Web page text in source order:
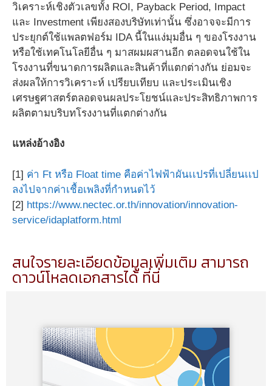
วิเคราะห์เชิงตัวเลขทั้ง ROI, Payback Period, Impact
และ Investment เพียงสองบริษัทเท่านั้น ซึ่งอาจจะมีการ
ประยุกต์ใช้แพลตฟอร์ม IDA นี้ในแง่มุมอื่น ๆ ของโรงงาน
หรือใช้เทคโนโลยีอื่น ๆ มาสผมผสานอีก ตลอดจนใช้ใน
โรงงานที่ขนาดการผลิตและสินค้าที่แตกต่างกัน ย่อมจะ
ส่งผลให้การวิเคราะห์ เปรียบเทียบ และประเมินเชิง
เศรษฐศาสตร์ตลอดจนผลประโยชน์และประสิทธิภาพการ
ผลิตตามบริบทโรงงานที่แตกต่างกัน
แหล่งอ้างอิง
[1] ค่า Ft หรือ Float time คือค่าไฟฟ้าผันเเปรที่เปลี่ยนเเป
ลงไปจากค่าเชื้อเพลิงที่กำหนดไว้
[2] https://www.nectec.or.th/innovation/innovation-
service/idaplatform.html
สนใจรายละเอียดข้อมูลเพิ่มเติม สามารถ
ดาวน์โหลดเอกสารได้ ที่นี่